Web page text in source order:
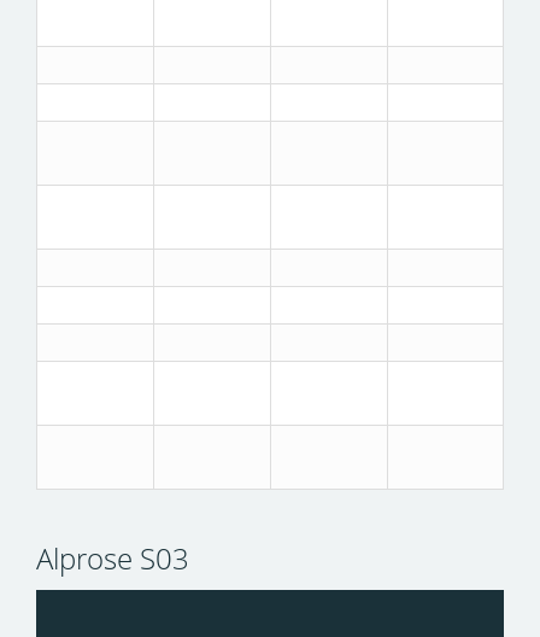
Alprose S03